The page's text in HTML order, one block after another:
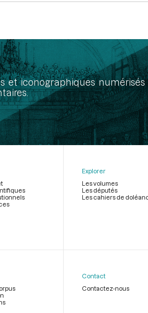
et iconographiques
Explorer
Les volumes
Les députés
Les cahiers de
Contact
Contactez-nous